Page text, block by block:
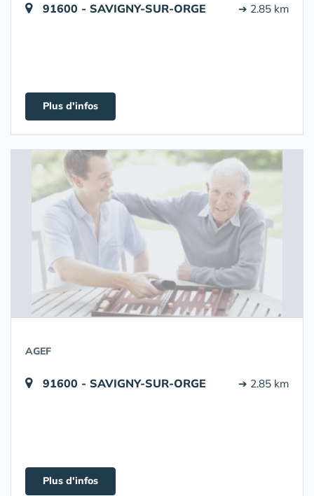
91600 - SAVIGNY-SUR-ORGE ➔ 2.85 km
Plus d'infos
AGEF
91600 - SAVIGNY-SUR-ORGE ➔ 2.85 km
Plus d'infos